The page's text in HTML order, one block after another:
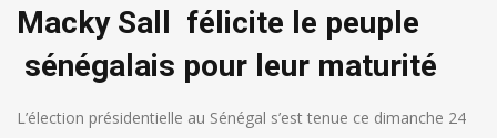
Macky Sall félicite le peuple
sénégalais pour leur maturité
L’élection présidentielle au Sénégal s’est tenue ce dimanche 24